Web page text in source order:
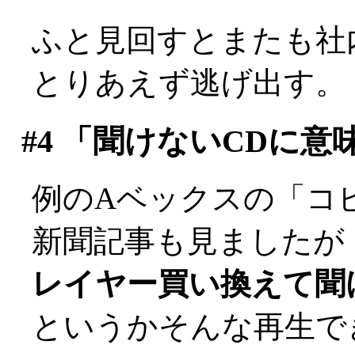
ふと見回すとまたも
とりあえず逃げ出す。
#4「聞けないCDに意
例のAベックスの「コ
新聞記事も見ましたが
レイヤー買い換えて
というかそんな再生